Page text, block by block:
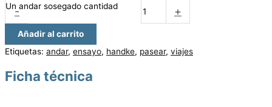
-
Un andar sosegado cantidad +
Añadir al carrito
Etiquetas: andar, ensayo, handke, pasear, viajes
Ficha técnica